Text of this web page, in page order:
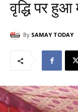
वृद्धि पर
By SAMAY TODAY